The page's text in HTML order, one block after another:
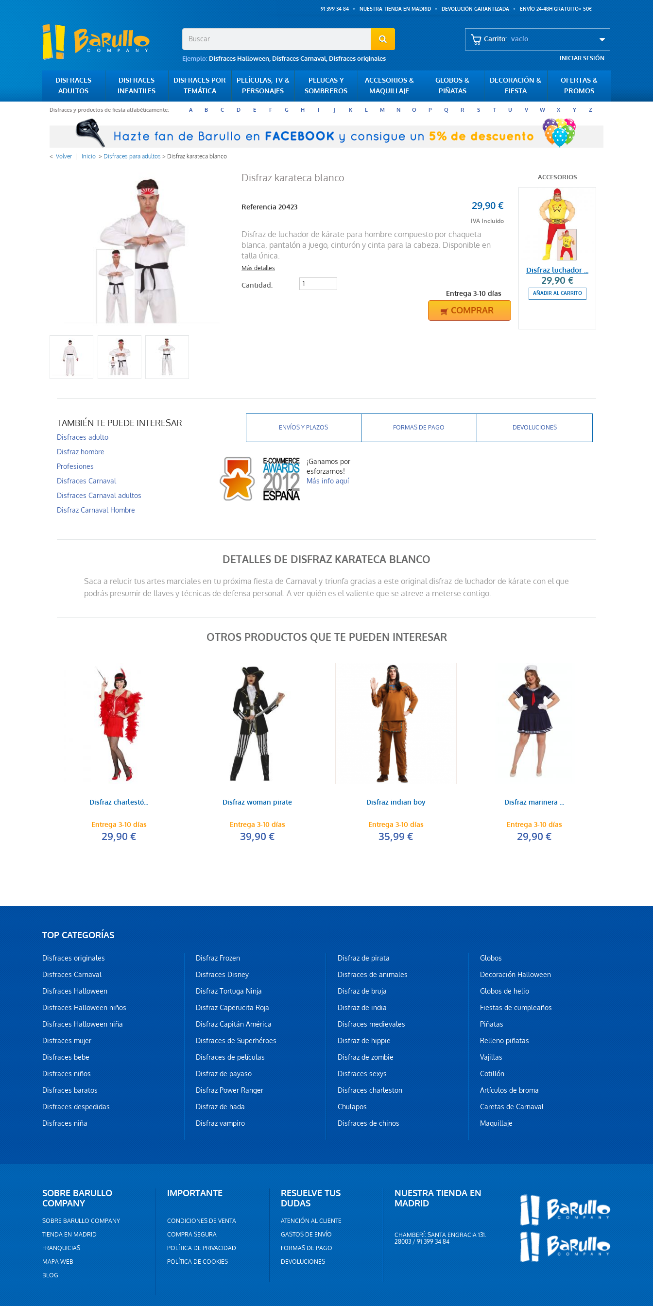
91 399 34 84 NUESTRA TIENDA EN MADRID DEVOLUCIÓN GARANTIZADA ENVÍO 24-48H GRATUITO> 50€
Ejemplo: Disfraces Halloween, Disfraces Carnaval, Disfraces originales
Carrito: vacío
INICIAR SESIÓN
DISFRACES
ADULTOS
DISFRACES
INFANTILES
DISFRACES POR
TEMÁTICA
PELÍCULAS, TV &
PERSONAJES
PELUCAS Y
SOMBREROS
ACCESORIOS &
MAQUILLAJE
GLOBOS &
PIÑATAS
DECORACIÓN &
FIESTA
OFERTAS &
PROMOS
Disfraces y productos de fiesta alfabéticamente: A B C D E F G H I J K L M N O P Q R S T U V W X Y Z
< Volver Inicio > Disfraces para adultos > Disfraz karateca blanco
Disfraz karateca blanco
Referencia 20423 29,90 €
Disfraz de luchador de kárate para hombre compuesto por chaqueta
blanca, pantalón a juego, cinturón y cinta para la cabeza. Disponible en
talla única.
Más detalles
Cantidad:
Entrega 3-10 días
COMPRAR
ACCESORIOS
Disfraz luchador ...
29,90 €
AÑADIR AL CARRITO
TAMBIÉN TE PUEDE INTERESAR
Disfraces adulto
Disfraz hombre
Profesiones
Disfraces Carnaval
Disfraces Carnaval adultos
Disfraz Carnaval Hombre
ENVÍOS Y PLAZOS FORMAS DE PAGO DEVOLUCIONES
¡Ganamos por
esforzarnos!
Más info aquí
DETALLES DE DISFRAZ KARATECA BLANCO
Saca a relucir tus artes marciales en tu próxima fiesta de Carnaval y triunfa gracias a este original disfraz de luchador de kárate con el que
podrás presumir de llaves y técnicas de defensa personal. A ver quién es el valiente que se atreve a meterse contigo.
OTROS PRODUCTOS QUE TE PUEDEN INTERESAR
Disfraz charlestó...
Entrega 3-10 días
29,90 €
Disfraz woman pirate
Entrega 3-10 días
39,90 €
Disfraz indian boy
Entrega 3-10 días
35,99 €
Disfraz marinera ...
Entrega 3-10 días
29,90 €
TOP CATEGORÍAS
Disfraces originales
Disfraces Carnaval
Disfraces Halloween
Disfraces Halloween niños
Disfraces Halloween niña
Disfraces mujer
Disfraces bebe
Disfraces niños
Disfraces baratos
Disfraces despedidas
Disfraces niña
Disfraz Frozen
Disfraces Disney
Disfraz Tortuga Ninja
Disfraz Caperucita Roja
Disfraz Capitán América
Disfraces de Superhéroes
Disfraces de películas
Disfraz de payaso
Disfraz Power Ranger
Disfraz de hada
Disfraz vampiro
Disfraz de pirata
Disfraces de animales
Disfraz de bruja
Disfraz de india
Disfraces medievales
Disfraz de hippie
Disfraz de zombie
Disfraces sexys
Disfraces charleston
Chulapos
Disfraces de chinos
Globos
Decoración Halloween
Globos de helio
Fiestas de cumpleaños
Piñatas
Relleno piñatas
Vajillas
Cotillón
Artículos de broma
Caretas de Carnaval
Maquillaje
SOBRE BARULLO
COMPANY
SOBRE BARULLO COMPANY
TIENDA EN MADRID
FRANQUICIAS
MAPA WEB
BLOG
IMPORTANTE
CONDICIONES DE VENTA
COMPRA SEGURA
POLÍTICA DE PRIVACIDAD
POLÍTICA DE COOKIES
RESUELVE TUS
DUDAS
ATENCIÓN AL CLIENTE
GASTOS DE ENVÍO
FORMAS DE PAGO
DEVOLUCIONES
NUESTRA TIENDA EN
MADRID
CHAMBERÍ: SANTA ENGRACIA 131.
28003 / 91 399 34 84